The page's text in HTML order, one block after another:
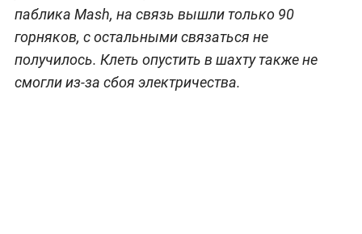
паблика Mash, на связь вышли только 90
горняков, с остальными связаться не
получилось. Клеть опустить в шахту также не
смогли из-за сбоя электричества.